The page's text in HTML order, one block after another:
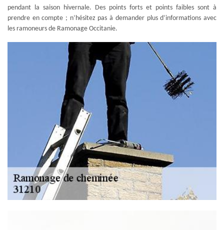
pendant la saison hivernale. Des points forts et points faibles sont à
prendre en compte ; n’hésitez pas à demander plus d’informations avec
les ramoneurs de Ramonage Occitanie.